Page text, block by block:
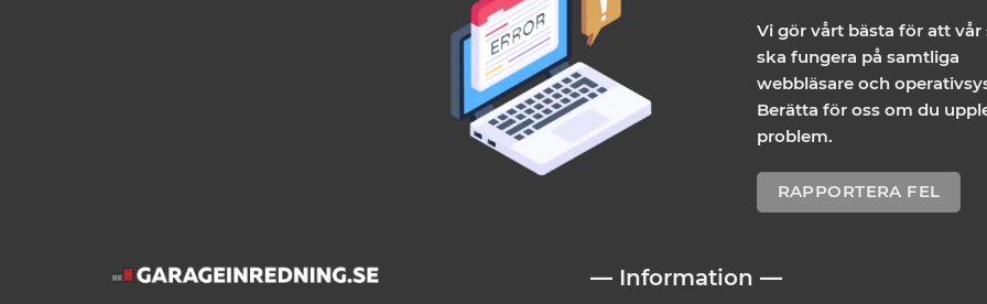
Vi gör vårt bästa för att vår
ska fungera på samtliga
webbläsare och
Berätta för oss om du
problem.
RAPPORTERA FEL
— Information —